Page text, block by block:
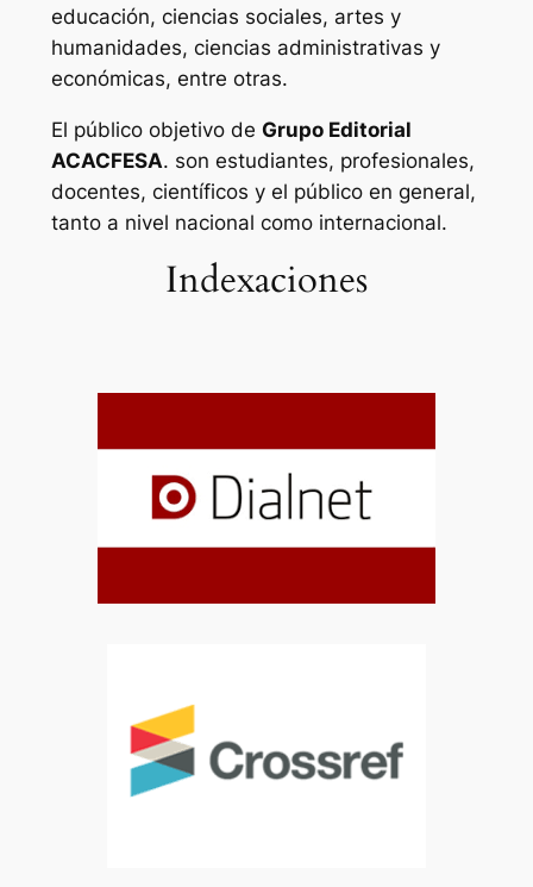
educación, ciencias sociales, artes y
humanidades, ciencias administrativas y
económicas, entre otras.
El público objetivo de Grupo Editorial
ACACFESA. son estudiantes, profesionales,
docentes, científicos y el público en general,
tanto a nivel nacional como internacional.
Indexaciones